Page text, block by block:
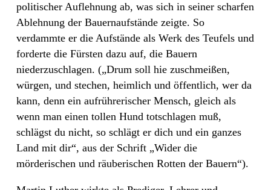
politischer Auflehnung ab, was sich in seiner scharfen
Ablehnung der Bauernaufstände zeigte. So
verdammte er die Aufstände als Werk des Teufels und
forderte die Fürsten dazu auf, die Bauern
niederzuschlagen. („Drum soll hie zuschmeißen,
würgen, und stechen, heimlich und öffentlich, wer da
kann, denn ein aufrührerischer Mensch, gleich als
wenn man einen tollen Hund totschlagen muß,
schlägst du nicht, so schlägt er dich und ein ganzes
Land mit dir“, aus der Schrift „Wider die
mörderischen und räuberischen Rotten der Bauern“).